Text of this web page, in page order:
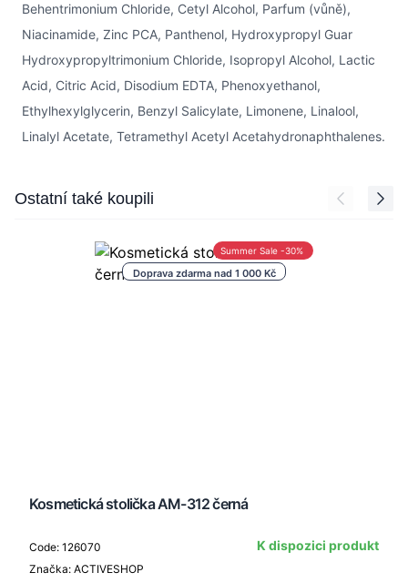
Behentrimonium Chloride, Cetyl Alcohol, Parfum (vůně),
Niacinamide, Zinc PCA, Panthenol, Hydroxypropyl Guar
Hydroxypropyltrimonium Chloride, Isopropyl Alcohol, Lactic
Acid, Citric Acid, Disodium EDTA, Phenoxyethanol,
Ethylhexylglycerin, Benzyl Salicylate, Limonene, Linalool,
Linalyl Acetate, Tetramethyl Acetyl Acetahydronaphthalenes.
Press to skip carousel
Ostatní také koupili
Doprava zdarma nad 1 000 Kč
Summer Sale -30%
Kosmetická stolička AM-312 černá
Code: 126070
Značka: ACTIVESHOP
K dispozici produkt